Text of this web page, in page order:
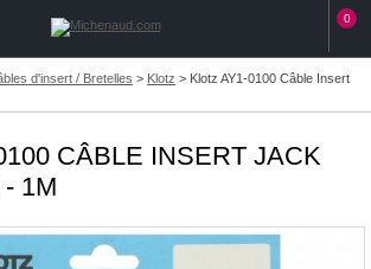
0
d'insert / Bretelles > Klotz > Klotz AY1-0100 Câble Insert
CÂBLE INSERT JACK
1M